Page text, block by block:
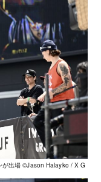
が出場 ©️Jason Halayko / X G